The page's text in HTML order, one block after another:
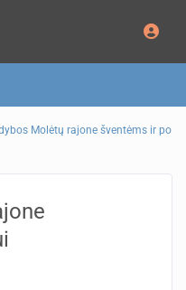
Molėtų rajone šventėms ir po